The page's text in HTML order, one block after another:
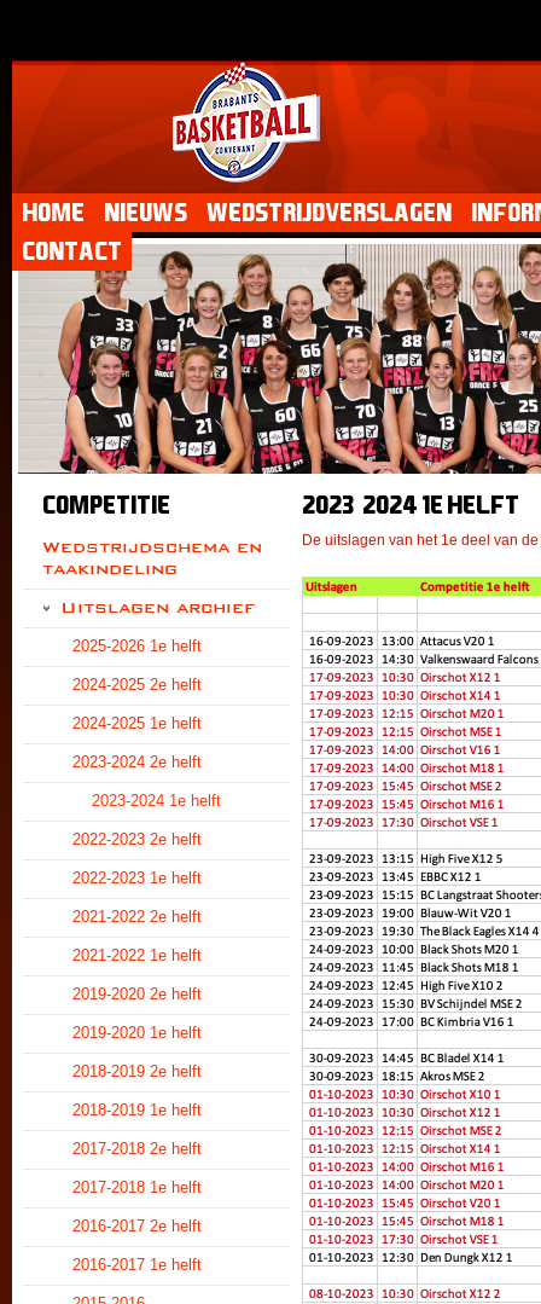
Home Nieuws Wedstrijdverslagen
Contact
Competitie
Wedstrijdschema en
taakindeling
Uitslagen archief
2025-2026 1e helft
2024-2025 2e helft
2024-2025 1e helft
2023-2024 2e helft
2023-2024 1e helft
2022-2023 2e helft
2022-2023 1e helft
2021-2022 2e helft
2021-2022 1e helft
2019-2020 2e helft
2019-2020 1e helft
2018-2019 2e helft
2018-2019 1e helft
2017-2018 2e helft
2017-2018 1e helft
2016-2017 2e helft
2016-2017 1e helft
2023-2024 1e helft
De uitslagen van het 1e deel van